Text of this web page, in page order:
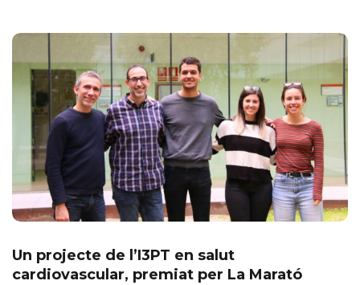
Un projecte de l’I3PT en salut
cardiovascular, premiat per La Marató